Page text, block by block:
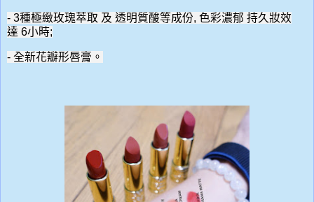
- 3種極緻玫瑰萃取 及 透明質酸等成份, 色彩濃郁 持久妝效
達 6小時;
- 全新花瓣形唇膏。